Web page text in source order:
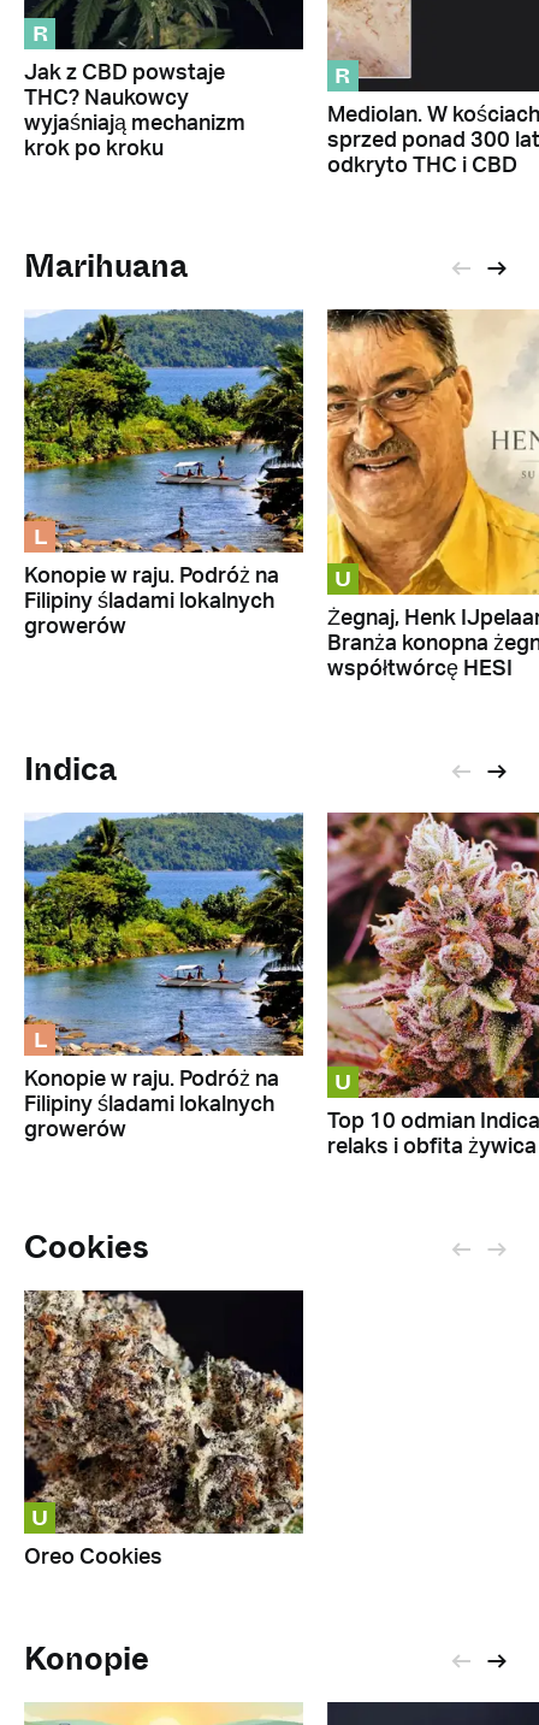
R
Jak z CBD powstaje
THC? Naukowcy
wyjaśniają mechanizm
krok po kroku
R
Mediolan. W kościach
sprzed ponad 300 lat
odkryto THC i CBD
Marihuana
L
Konopie w raju. Podróż na
Filipiny śladami lokalnych
growerów
U
Żegnaj, Henk
Branża konopna
współtwórcę HESI
Indica
L
Konopie w raju. Podróż na
Filipiny śladami lokalnych
growerów
U
Top 10 odmian
relaks i obfita żywica
Cookies
U
Oreo Cookies
Konopie